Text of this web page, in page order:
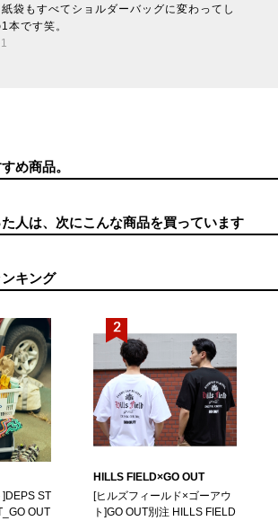
袋もすべてショルダーバッグに変わってし
本です笑。
め商品。
人は、次にこんな商品を買っています
キング
ST
OUT
HILLS FIELD×GO OUT
[ヒルズフィールド×ゴーアウ
ト]GO OUT別注 HILLS FIELD